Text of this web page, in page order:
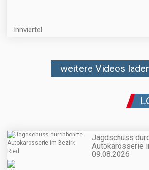
Innviertel
weitere Videos
Jagdschuss
Autokarosserie
09.08.2026